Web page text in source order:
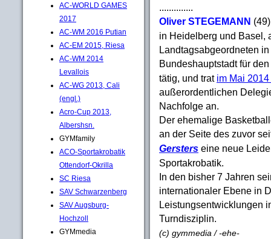
AC-WORLD GAMES
2017
AC-WM 2016 Putian
AC-EM 2015, Riesa
AC-WM 2014
Levallois
AC-WG 2013, Cali
(engl.)
Acro-Cup 2013,
Albershsn.
GYMfamily
ACO-Sportakrobatik
Ottendorf-Okrilla
SC Riesa
SAV Schwarzenberg
SAV Augsburg-
Hochzoll
GYMmedia
..............
Oliver STEGEMANN
in Heidelberg und Basel,
Landtagsabgeordneten
Bundeshauptstadt für
tätig, und trat im Mai
außerordentlichen
Nachfolge an.
Der ehemalige
an der Seite des zuvor
Gersters eine neue
Sportakrobatik.
In den bisher 7 Jahren
internationaler Ebene in
Leistungsentwicklungen
Turndisziplin.
(c) gymmedia / -ehe-